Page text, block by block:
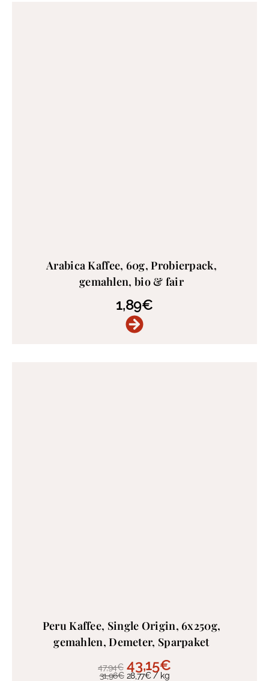
Arabica Kaffee, 60g, Probierpack,
gemahlen, bio & fair
1,89€
Peru Kaffee, Single Origin, 6x250g,
gemahlen, Demeter, Sparpaket
47,94€ 43,15€
31,96€ 28,77€/ kg